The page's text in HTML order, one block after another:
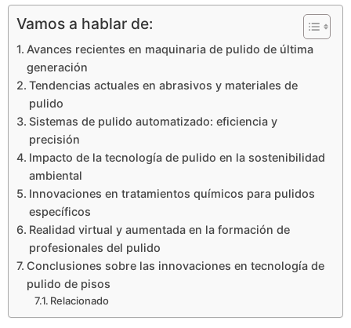
Vamos a hablar de:
Avances recientes en maquinaria de pulido de última
generación
Tendencias actuales en abrasivos y materiales de
pulido
Sistemas de pulido automatizado: eficiencia y
precisión
Impacto de la tecnología de pulido en la sostenibilidad
ambiental
Innovaciones en tratamientos químicos para pulidos
específicos
Realidad virtual y aumentada en la formación de
profesionales del pulido
Conclusiones sobre las innovaciones en tecnología de
pulido de pisos
Relacionado